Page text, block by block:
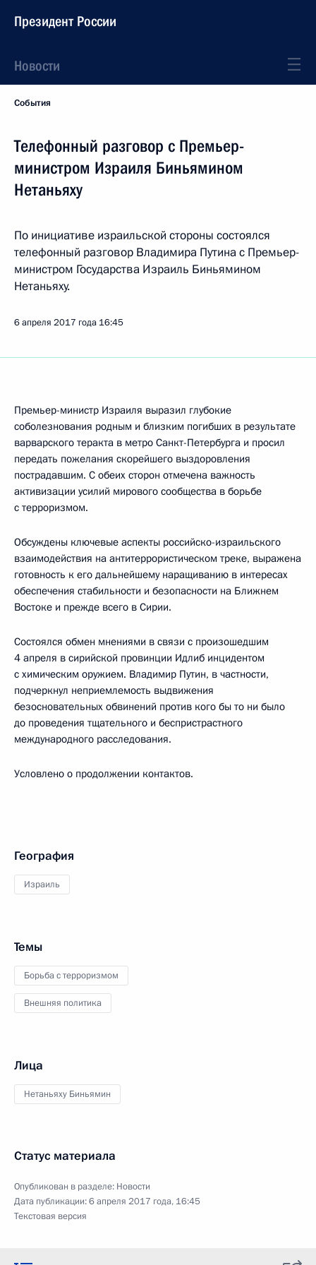
Президент России
Новости
События
Телефонный разговор с Премьер-
министром Израиля Биньямином
Нетаньяху
По инициативе израильской стороны состоялся
телефонный разговор Владимира Путина с Премьер-
министром Государства Израиль Биньямином
Нетаньяху.
6 апреля 2017 года 16:45
Премьер-министр Израиля выразил глубокие
соболезнования родным и близким погибших в результате
варварского теракта в метро Санкт-Петербурга и просил
передать пожелания скорейшего выздоровления
пострадавшим. С обеих сторон отмечена важность
активизации усилий мирового сообщества в борьбе
с терроризмом.
Обсуждены ключевые аспекты российско-израильского
взаимодействия на антитеррористическом треке, выражена
готовность к его дальнейшему наращиванию в интересах
обеспечения стабильности и безопасности на Ближнем
Востоке и прежде всего в Сирии.
Состоялся обмен мнениями в связи с произошедшим
4 апреля в сирийской провинции Идлиб инцидентом
с химическим оружием. Владимир Путин, в частности,
подчеркнул неприемлемость выдвижения
безосновательных обвинений против кого бы то ни было
до проведения тщательного и беспристрастного
международного расследования.
Условлено о продолжении контактов.
География
Израиль
Темы
Борьба с терроризмом
Внешняя политика
Лица
Нетаньяху Биньямин
Статус материала
Опубликован в разделе: Новости
Дата публикации:6 апреля 2017 года, 16:45
Текстовая версия